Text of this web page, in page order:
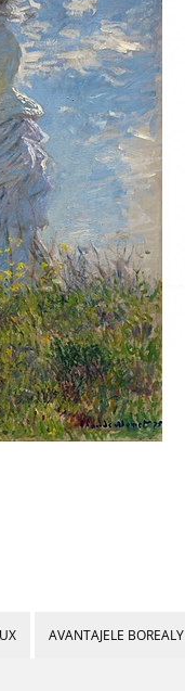
AVANTAJELE BOREALY